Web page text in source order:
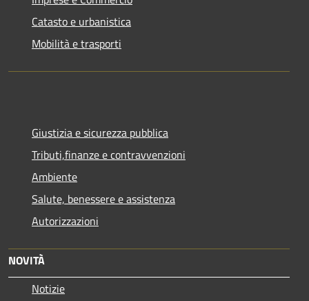
Catasto e urbanistica
Mobilità e trasporti
Giustizia e sicurezza pubblica
Tributi,finanze e contravvenzioni
Ambiente
Salute, benessere e assistenza
Autorizzazioni
NOVITÀ
Notizie